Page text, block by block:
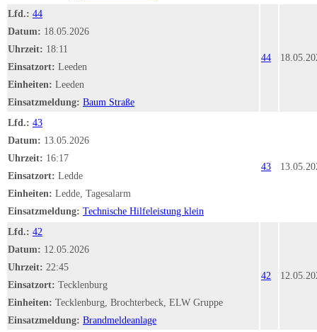
Lfd.: 44
Datum: 18.05.2026
Uhrzeit: 18:11
Einsatzort: Leeden
Einheiten: Leeden
Einsatzmeldung: Baum Straße
44
Lfd.: 43
Datum: 13.05.2026
Uhrzeit: 16:17
Einsatzort: Ledde
Einheiten: Ledde, Tagesalarm
Einsatzmeldung: Technische Hilfeleistung klein
43
Lfd.: 42
Datum: 12.05.2026
Uhrzeit: 22:45
Einsatzort: Tecklenburg
Einheiten: Tecklenburg, Brochterbeck, ELW Gruppe
Einsatzmeldung: Brandmeldeanlage
42